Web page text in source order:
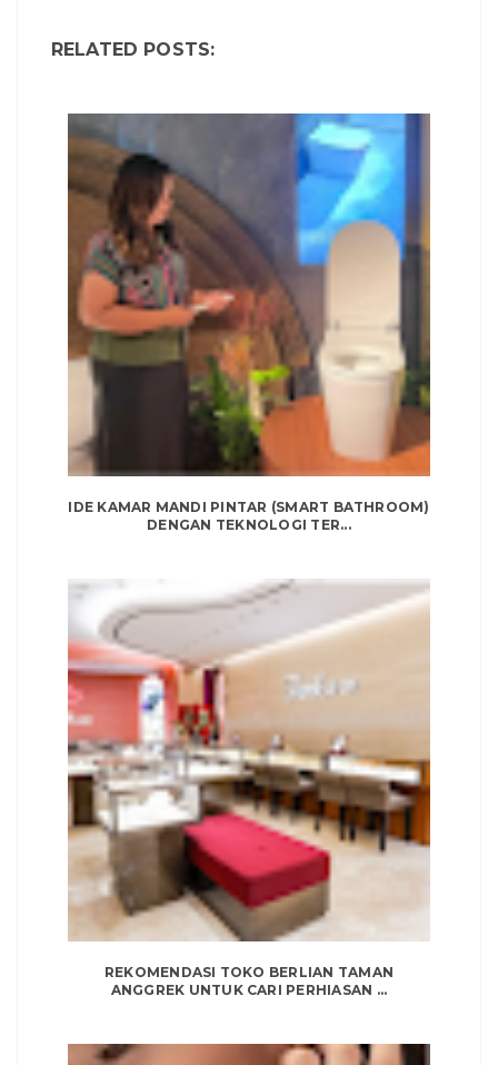
RELATED POSTS:
IDE KAMAR MANDI PINTAR (SMART BATHROOM)
DENGAN TEKNOLOGI TER...
REKOMENDASI TOKO BERLIAN TAMAN
ANGGREK UNTUK CARI PERHIASAN ...